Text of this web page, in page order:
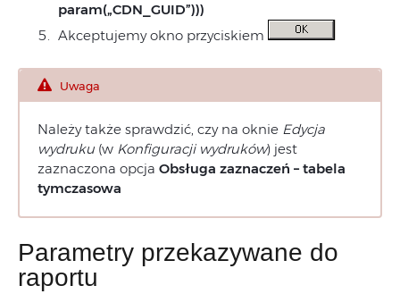
param(„CDN_GUID”)))
Akceptujemy okno przyciskiem
Uwaga
Należy także sprawdzić, czy na oknie Edycja
wydruku (w Konfiguracji wydruków) jest
zaznaczona opcja Obsługa zaznaczeń – tabela
tymczasowa
Parametry przekazywane do
raportu